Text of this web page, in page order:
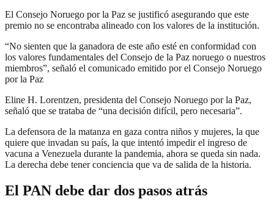
El Consejo Noruego por la Paz se justificó asegurando que este
premio no se encontraba alineado con los valores de la institución.
“No sienten que la ganadora de este año esté en conformidad con
los valores fundamentales del Consejo de la Paz noruego o nuestros
miembros”, señaló el comunicado emitido por el Consejo Noruego
por la Paz
Eline H. Lorentzen, presidenta del Consejo Noruego por la Paz,
señaló que se trataba de “una decisión difícil, pero necesaria”.
La defensora de la matanza en gaza contra niños y mujeres, la que
quiere que invadan su país, la que intentó impedir el ingreso de
vacuna a Venezuela durante la pandemia, ahora se queda sin nada.
La derecha debe tener conciencia que va de salida de la historia.
El PAN debe dar dos pasos atrás